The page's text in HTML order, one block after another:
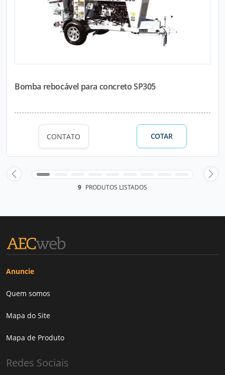
Bomba rebocável para concreto SP305
CONTATO COTAR
9 PRODUTOS LISTADOS
Anuncie
Quem somos
Mapa do Site
Mapa de Produto
Redes Sociais